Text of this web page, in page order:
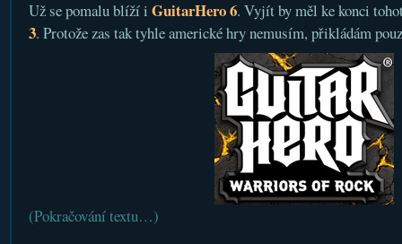
Už se pomalu blíží i GuitarHero 6. Vyjít by měl ke konci
3. Protože zas tak tyhle americké hry nemusím, přikládám
(Pokračování textu…)